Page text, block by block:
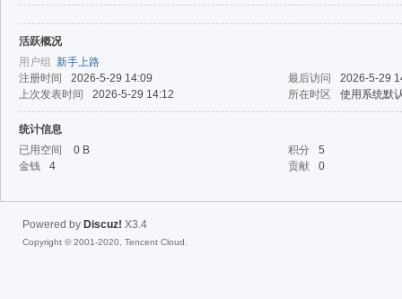
活跃概况
用户组 新手上路
注册时间
2026-5-29 14:09 最后访问
2026-5-29
上次发表时间
2026-5-29 14:12 所在时区 使用系统默
统计信息
已用空间
0 B 积分
5
金钱
4 贡献 0
Powered by Discuz! X3.4
Copyright © 2001-2020, Tencent Cloud.